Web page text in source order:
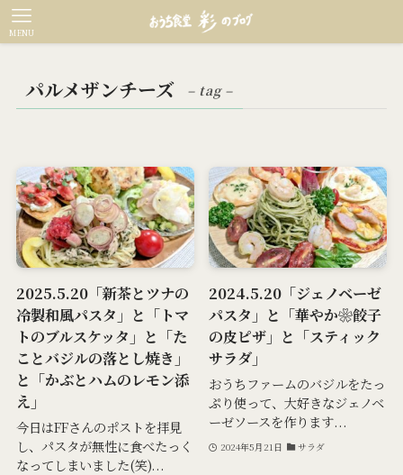
MENU
パルメザンチーズ – tag –
2025.5.20「新茶とツナの
冷製和風パスタ」と「トマ
トのブルスケッタ」と「た
ことバジルの落とし焼き」
と「かぶとハムのレモン添
え」
今日はFFさんのポストを拝見
し、パスタが無性に食べたっく
なってしまいました(笑)...
2024.5.20「ジェノベーゼ
パスタ」と「華やか❀餃子
の皮ピザ」と「スティック
サラダ」
おうちファームのバジルをたっ
ぷり使って、大好きなジェノベ
ーゼソースを作ります...
2024年5月21日 サラダ